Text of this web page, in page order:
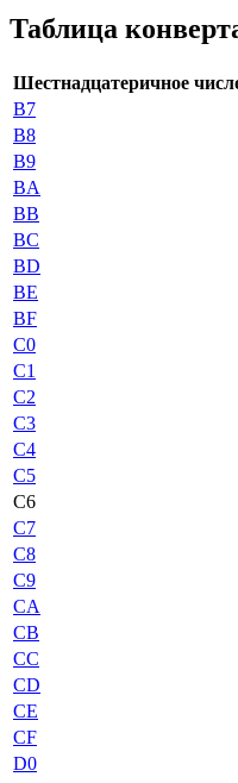
Таблица
Шестнадцатеричное
B7
B8
B9
BA
BB
BC
BD
BE
BF
C0
C1
C2
C3
C4
C5
C6
C7
C8
C9
CA
CB
CC
CD
CE
CF
D0